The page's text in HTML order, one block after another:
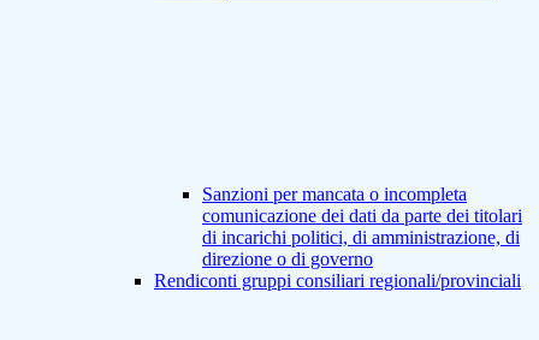
Sanzioni per mancata o incompleta
comunicazione dei dati da parte dei titolari
di incarichi politici, di amministrazione, di
direzione o di governo
Rendiconti gruppi consiliari regionali/provinciali